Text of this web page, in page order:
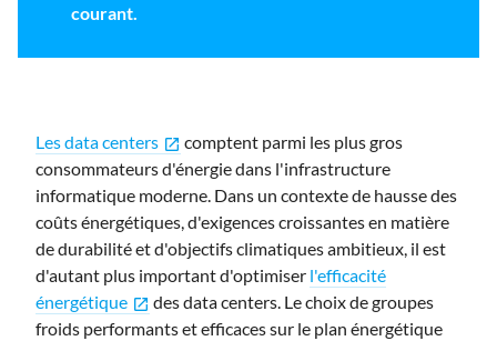
courant.
Les data centers open_in_new comptent parmi les plus gros
consommateurs d'énergie dans l'infrastructure
informatique moderne. Dans un contexte de hausse des
coûts énergétiques, d'exigences croissantes en matière
de durabilité et d'objectifs climatiques ambitieux, il est
d'autant plus important d'optimiser l'efficacité
énergétique open_in_new des data centers. Le choix de groupes
froids performants et efficaces sur le plan énergétique